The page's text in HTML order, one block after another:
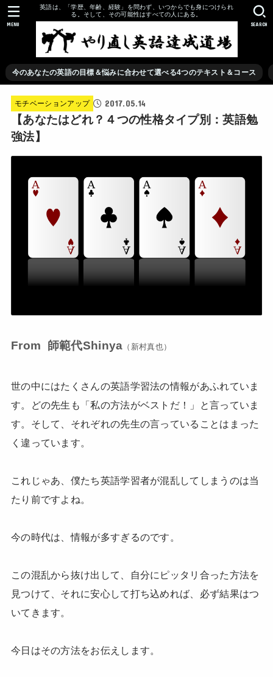
英語は、「学歴、年齢、経験」を問わず、いつからでも身につけられ
る。そして、その可能性はすべての人にある。
今のあなたの英語の目標＆悩みに合わせて選べる4つのテキスト＆コース
SEARCH
MENU
モチベーションアップ 2017.05.14
【あなたはどれ？４つの性格タイプ別：英語勉
強法】
From 師範代Shinya （新村真也）
世の中にはたくさんの英語学習法の情報があふれていま
す。どの先生も「私の方法がベストだ！」と言っていま
す。そして、それぞれの先生の言っていることはまった
く違っています。
これじゃあ、僕たち英語学習者が混乱してしまうのは当
たり前ですよね。
今の時代は、情報が多すぎるのです。
この混乱から抜け出して、自分にピッタリ合った方法を
見つけて、それに安心して打ち込めれば、必ず結果はつ
いてきます。
今日はその方法をお伝えします。